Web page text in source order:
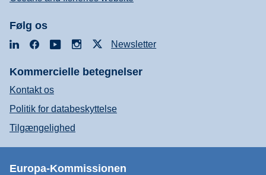
Følg os
LinkedInFacebookYouTubeInstagramNewsletter
Kommercielle betegnelser
Kontakt os
Politik for databeskyttelse
Tilgængelighed
Europa-Kommissionen